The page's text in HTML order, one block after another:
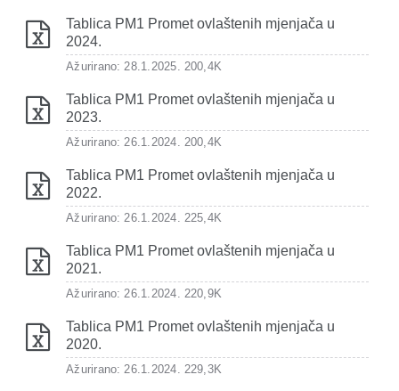
Tablica PM1 Promet ovlaštenih mjenjača u
2024.
Ažurirano: 28.1.2025. 200,4K
Tablica PM1 Promet ovlaštenih mjenjača u
2023.
Ažurirano: 26.1.2024. 200,4K
Tablica PM1 Promet ovlaštenih mjenjača u
2022.
Ažurirano: 26.1.2024. 225,4K
Tablica PM1 Promet ovlaštenih mjenjača u
2021.
Ažurirano: 26.1.2024. 220,9K
Tablica PM1 Promet ovlaštenih mjenjača u
2020.
Ažurirano: 26.1.2024. 229,3K